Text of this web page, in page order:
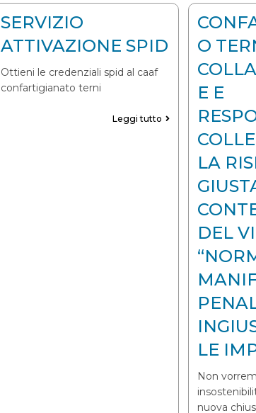
SERVIZIO
ATTIVAZIONE SPID
Ottieni le credenziali spid al caaf
confartigianato terni
Leggi tutto
O
E E
LA
DEL
LE
Non
nuova